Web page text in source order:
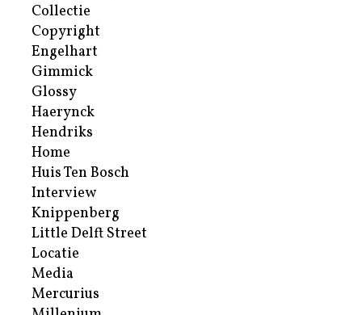
Collectie
Copyright
Engelhart
Gimmick
Glossy
Haerynck
Hendriks
Home
Huis Ten Bosch
Interview
Knippenberg
Little Delft Street
Locatie
Media
Mercurius